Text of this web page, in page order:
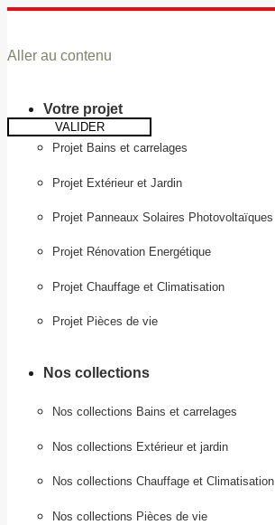
Aller au contenu
Votre projet
Projet Bains et carrelages
Projet Extérieur et Jardin
Projet Panneaux Solaires Photovoltaïques
Projet Rénovation Energétique
Projet Chauffage et Climatisation
Projet Pièces de vie
Nos collections
Nos collections Bains et carrelages
Nos collections Extérieur et jardin
Nos collections Chauffage et Climatisation
Nos collections Pièces de vie
VALIDER